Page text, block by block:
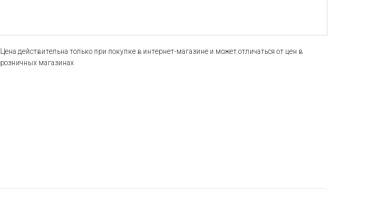
Цена действительна только при покупке в интернет-магазине и может отличаться от цен в
розничных магазинах